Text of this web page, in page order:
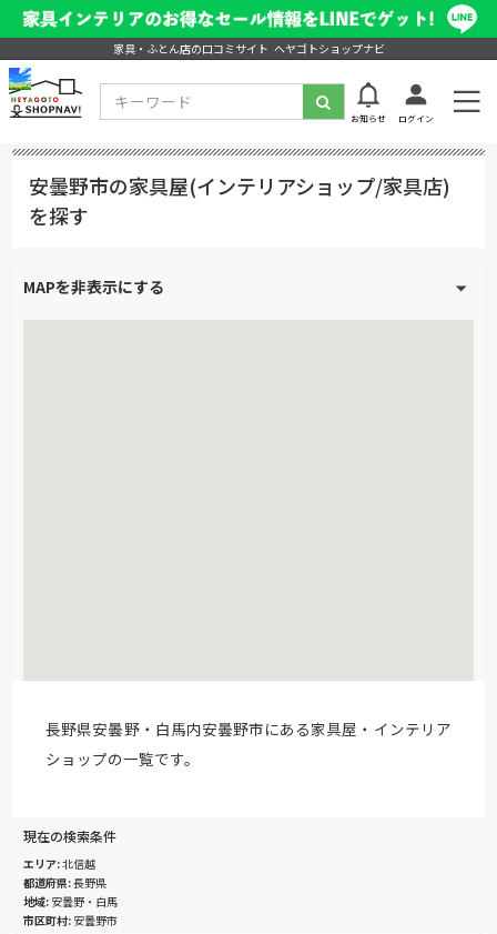
家具・ふとん店の口コミサイト ヘヤゴトショップナビ
お知らせ ログイン
安曇野市の家具屋(インテリアショップ/家具店)
を探す
長野県安曇野・白馬内安曇野市にある家具屋・インテリア
ショップの一覧です。
現在の検索条件
エリア 北信越
都道府県 長野県
地域 安曇野・白馬
市区町村 安曇野市